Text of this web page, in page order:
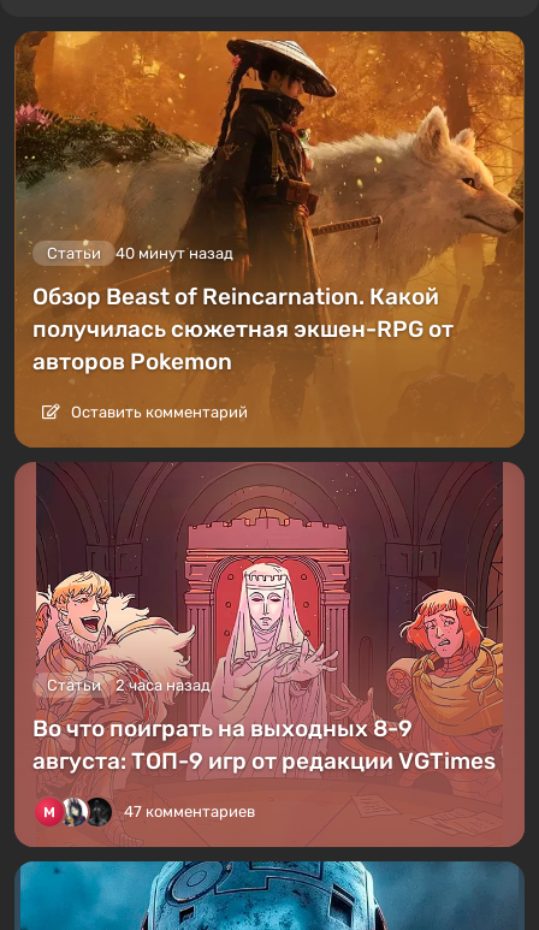
Статьи 40 минут назад
Обзор Beast of Reincarnation. Какой
получилась сюжетная экшен-RPG от
авторов Pokemon
Оставить комментарий
Статьи 2 часа назад
Во что поиграть на выходных 8-9
августа: ТОП-9 игр от редакции VGTimes
47 комментариев